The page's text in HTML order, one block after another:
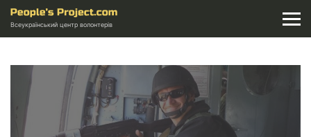
Всеукраїнський центр волонтерів